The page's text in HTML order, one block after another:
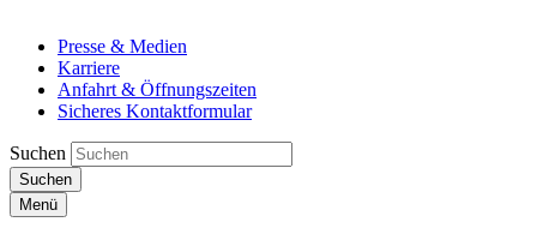
Presse & Medien
Karriere
Anfahrt & Öffnungszeiten
Sicheres Kontaktformular
Suchen
Suchen
Menü